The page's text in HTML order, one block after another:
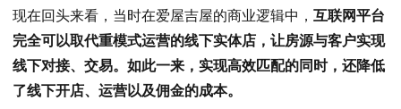
现在回头来看，当时在爱屋吉屋的商业逻辑中， 互联网平台
完全可以取代重模式运营的线下实体店，让房源与客户实现
线下对接、交易。如此一来，实现高效匹配的同时，还降低
了线下开店、运营以及佣金的成本。